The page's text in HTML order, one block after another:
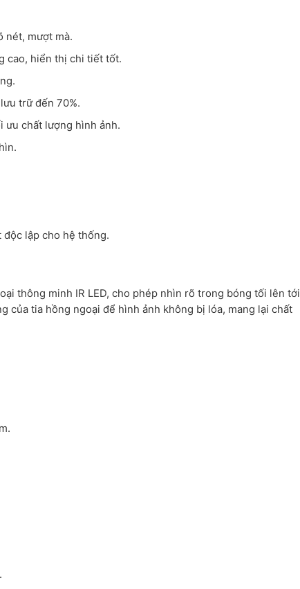
nét, mượt mà.
cao, hiển thị chi tiết tốt.
trữ đến 70%.
ưu chất lượng hình ảnh.
độc lập cho hệ thống.
thông minh IR LED, cho phép nhìn rõ trong bóng tối lên tới
của tia hồng ngoại để hình ảnh không bị lóa, mang lại chất